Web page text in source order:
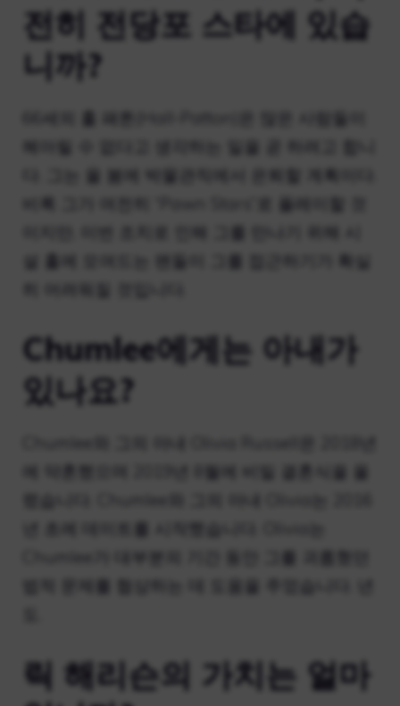
전히 전당포 스타에 있습
니까?
66세의 홀 패튼(Hall-Patton)은 많은 사람들이
헤아릴 수 없다고 생각하는 일을 곧 하려고 합니
다. 그는 올 봄에 박물관직에서 은퇴할 계획이다.
비록 그가 여전히 “Pawn Stars”로 플레이할 것
이지만, 이번 조치로 인해 그를 만나기 위해 시
설 홀에 모여드는 팬들이 그를 접근하기가 확실
Chumlee에게는 아내가
있나요?
에 약혼했으며 2019년 8월에 비밀 결혼식을 올
년 초에 데이트를 시작했습니다. Olivia는
Chumlee가 대부분의 기간 동안 그를 괴롭혔던
법적 문제를 협상하는 데 도움을 주었습니다. 년
릭 해리슨의 가치는 얼마